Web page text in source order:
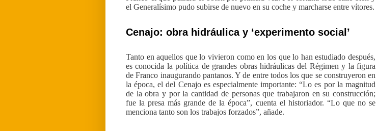
el Generalísimo pudo subirse de nuevo en su coche y marcharse entre vítores.
Cenajo: obra hidráulica y ‘experimento social’
Tanto en aquellos que lo vivieron como en los que lo han estudiado después,
es conocida la política de grandes obras hidráulicas del Régimen y la figura
de Franco inaugurando pantanos. Y de entre todos los que se construyeron en
la época, el del Cenajo es especialmente importante: “Lo es por la magnitud
de la obra y por la cantidad de personas que trabajaron en su construcción;
fue la presa más grande de la época”, cuenta el historiador. “Lo que no se
menciona tanto son los trabajos forzados”, añade.